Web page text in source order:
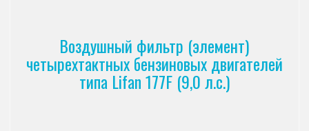
Воздушный фильтр (элемент)
четырехтактных бензиновых двигателей
типа Lifan 177F (9,0 л.с.)